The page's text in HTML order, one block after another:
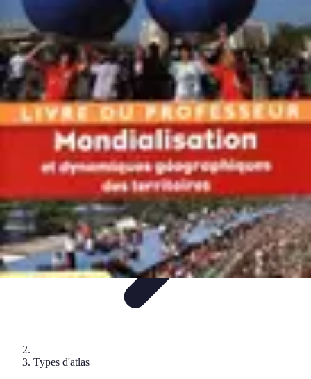
Atlas Géographique
Tendances
Perception et UtilisationGuide d'achat
Éducation et
ApprentissageAtlas Thématiques
Atlas Géographique
Types d'atlas